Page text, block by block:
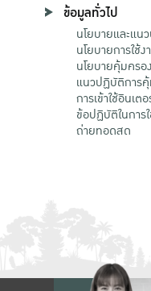
ข้อมูลทั่วไป
นโยบายและแ
นโยบายการใช้
นโยบายคุ้มคร
แนวปฏิบัติการ
การเข้าใช้อินเต
ข้อปฏิบัติในกา
ถ่ายทอดสด